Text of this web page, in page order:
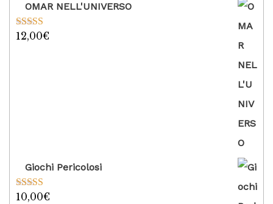
OMAR NELL'UNIVERSO
Valutato
12,00€
Giochi Pericolosi
Valutato
10,00€